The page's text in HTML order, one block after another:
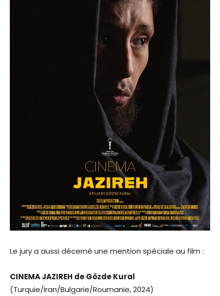
Le jury a aussi décerné une mention spéciale au film :
CINEMA JAZIREH de Gözde Kural
(Turquie/Iran/Bulgarie/Roumanie, 2024)